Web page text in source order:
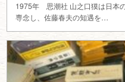
1975年 思潮社 山之口獏は日本
専念し、佐藤春夫の知遇を…